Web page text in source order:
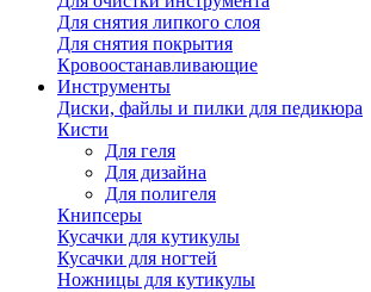
Для снятия липкого слоя
Для снятия покрытия
Кровоостанавливающие
Инструменты
Диски, файлы и пилки для педикюра
Кисти
Для геля
Для дизайна
Для полигеля
Книпсеры
Кусачки для кутикулы
Кусачки для ногтей
Ножницы для кутикулы